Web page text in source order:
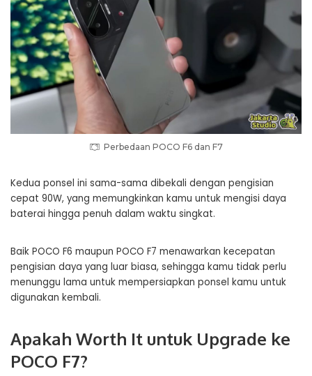
Perbedaan POCO F6 dan F7
Kedua ponsel ini sama-sama dibekali dengan pengisian
cepat 90W, yang memungkinkan kamu untuk mengisi daya
baterai hingga penuh dalam waktu singkat.
Baik POCO F6 maupun POCO F7 menawarkan kecepatan
pengisian daya yang luar biasa, sehingga kamu tidak perlu
menunggu lama untuk mempersiapkan ponsel kamu untuk
digunakan kembali.
Apakah Worth It untuk Upgrade ke
POCO F7?